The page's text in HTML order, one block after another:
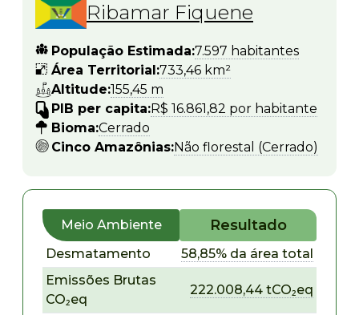
Ribamar Fiquene
População Estimada:7.597 habitantes
Área Territorial:733,46 km²
Altitude:155,45 m
PIB per capita:R$ 16.861,82 por habitante
Bioma:Cerrado
Cinco Amazônias:Não florestal (Cerrado)
Meio Ambiente Resultado
Desmatamento
58,85% da área total
Emissões Brutas
CO₂eq
222.008,44 tCO₂eq